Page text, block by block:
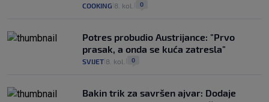
COOKING 8. kol. 0
Potres probudio Austrijance: "Prvo
prasak, a onda se kuća zatresla"
SVIJET 8. kol. 0
Bakin trik za savršen ajvar: Dodaje